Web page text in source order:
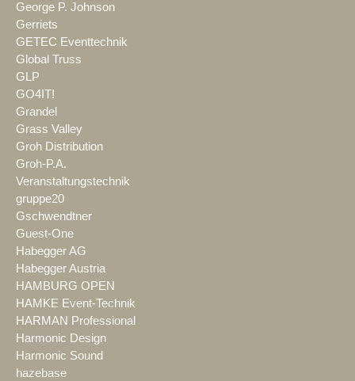
George P. Johnson
Gerriets
GETEC Eventtechnik
Global Truss
GLP
GO4IT!
Grandel
Grass Valley
Groh Distribution
Groh-P.A.
Veranstaltungstechnik
gruppe20
Gschwendtner
Guest-One
Habegger AG
Habegger Austria
HAMBURG OPEN
HAMKE Event-Technik
HARMAN Professional
Harmonic Design
Harmonic Sound
hazebase